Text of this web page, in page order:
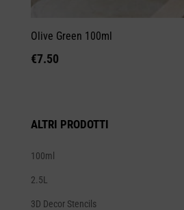
Olive Green 100ml
€7.50
ALTRI PRODOTTI
100ml
2.5L
3D Decor Stencils